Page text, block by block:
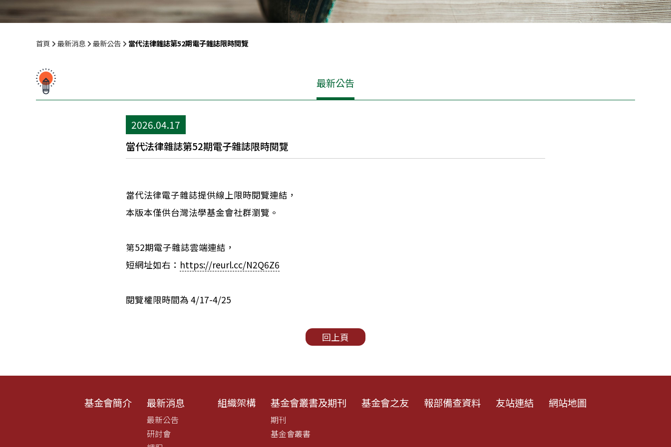
首頁 最新消息 最新公告 當代法律雜誌第52期電子雜誌限時閱覽
最新公告
2026.04.17
當代法律雜誌第52期電子雜誌限時閱覽
當代法律電子雜誌提供線上限時閱覽連結，
本版本僅供台灣法學基金會社群瀏覽。
第52期電子雜誌雲端連結，
短網址如右： https://reurl.cc/N2Q6Z6
閱覽權限時間為 4/17-4/25
回上頁
基金會簡介 最新消息
最新公告
研討會
組織架構 基金會叢書及期刊
期刊
基金會叢書
基金會之友 報部備查資料 友站連結 網站地圖